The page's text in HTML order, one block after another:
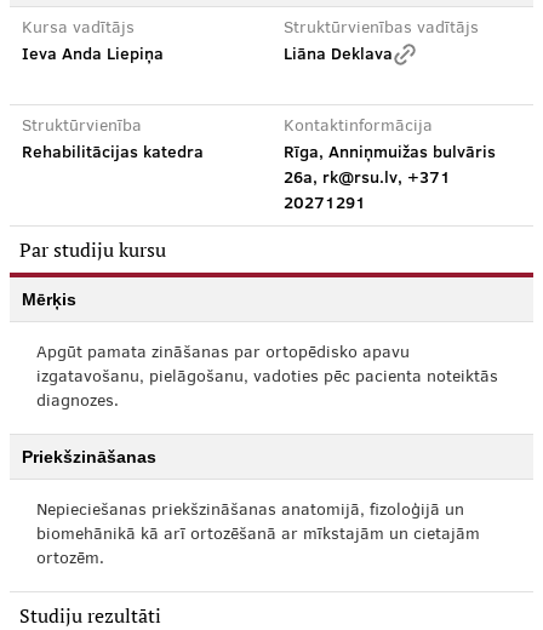
Kursa vadītājs
Ieva Anda Liepiņa
Struktūrvienības vadītājs
Liāna Deklava
Struktūrvienība
Rehabilitācijas katedra
Kontaktinformācija
Rīga, Anniņmuižas bulvāris
26a, rk@rsu.lv, +371
20271291
Par studiju kursu
Mērķis
Apgūt pamata zināšanas par ortopēdisko apavu
izgatavošanu, pielāgošanu, vadoties pēc pacienta noteiktās
diagnozes.
Priekšzināšanas
Nepieciešanas priekšzināšanas anatomijā, fizoloģijā un
biomehānikā kā arī ortozēšanā ar mīkstajām un cietajām
ortozēm.
Studiju rezultāti